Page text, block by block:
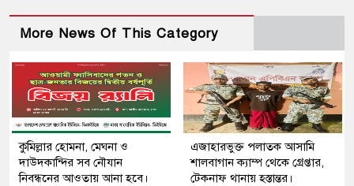
More News Of This Category
কুমিল্লার হোমনা, মেঘনা ও
দাউদকান্দির সব নৌযান
নিবন্ধনের আওতায় আনা হবে।
এজাহারভুক্ত পলাতক আসামি
শালবাগান ক্যাম্প থেকে গ্রেপ্তার,
টেকনাফ থানায় হস্তান্তর।